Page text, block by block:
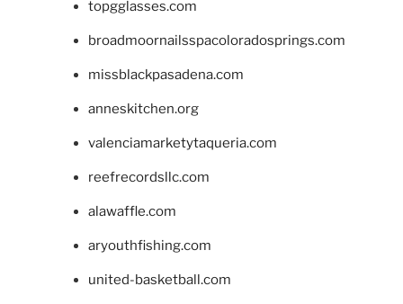
topgglasses.com
broadmoornailsspacoloradosprings.com
missblackpasadena.com
anneskitchen.org
valenciamarketytaqueria.com
reefrecordsllc.com
alawaffle.com
aryouthfishing.com
united-basketball.com